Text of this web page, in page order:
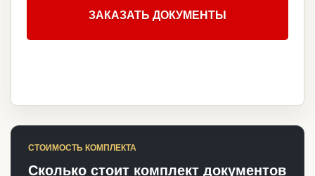
ЗАКАЗАТЬ ДОКУМЕНТЫ
СТОИМОСТЬ КОМПЛЕКТА
Сколько стоит комплект документов